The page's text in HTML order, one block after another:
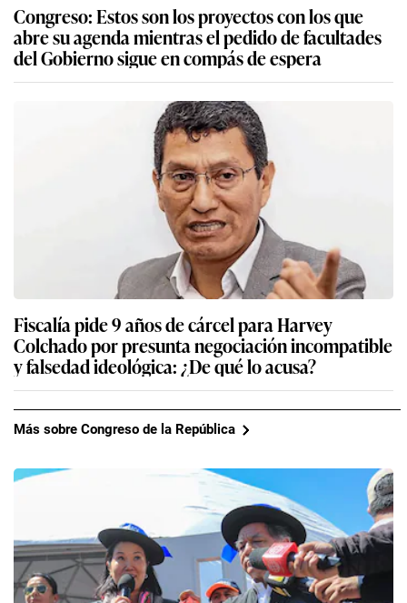
Congreso: Estos son los proyectos con los que
abre su agenda mientras el pedido de facultades
del Gobierno sigue en compás de espera
Fiscalía pide 9 años de cárcel para Harvey
Colchado por presunta negociación incompatible
y falsedad ideológica: ¿De qué lo acusa?
Más sobre Congreso de la República